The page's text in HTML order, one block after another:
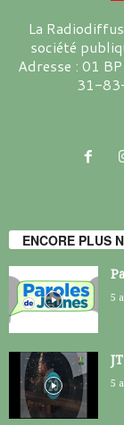
La
société
Adresse : 01
31-
ENCORE PLUS
5
5